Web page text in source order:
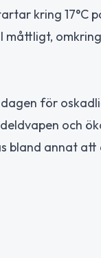
kring 17°C
för
och
bland annat